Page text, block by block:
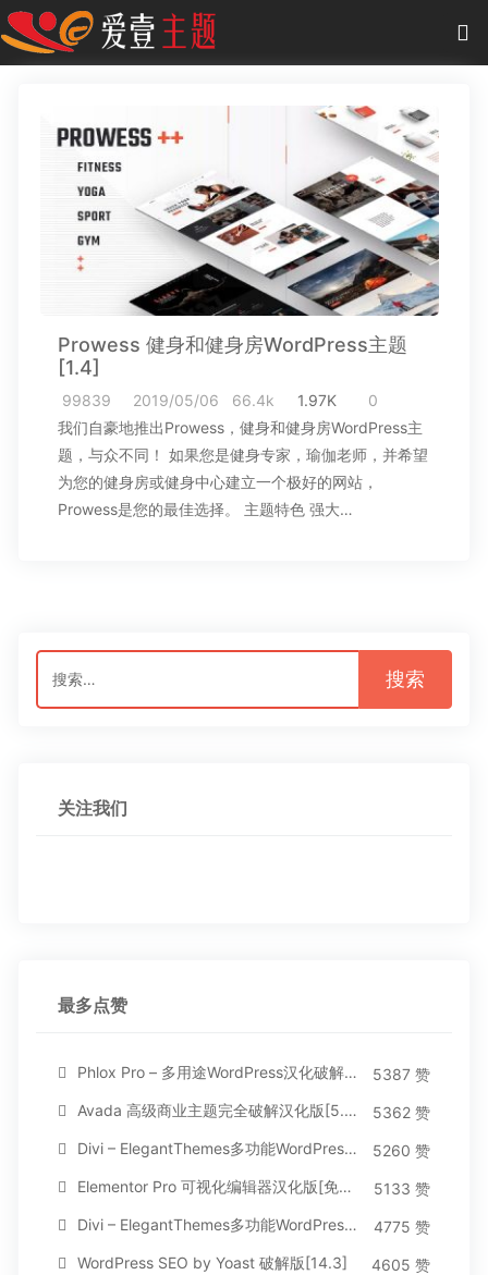
Prowess 健身和健身房WordPress主题
[1.4]
99839 2019/05/06 66.4k 1.97K
0
我们自豪地推出Prowess，健身和健身房WordPress主
题，与众不同！ 如果您是健身专家，瑜伽老师，并希望
为您的健身房或健身中心建立一个极好的网站，
Prowess是您的最佳选择。 主题特色 强大…
搜
索：
关注我们
最多点赞
Phlox Pro – 多用途WordPress汉化破解主题[5.1.12]
5387 赞
Avada 高级商业主题完全破解汉化版[5.8.2]
5362 赞
Divi – ElegantThemes多功能WordPress主题[汉化版4.4.2]
5260 赞
Elementor Pro 可视化编辑器汉化版[免费持续更新]
5133 赞
Divi – ElegantThemes多功能WordPress主题[汉化版3.1.95]
4775 赞
WordPress SEO by Yoast 破解版[14.3]
4605 赞